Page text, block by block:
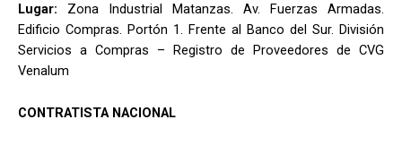
Lugar: Zona Industrial Matanzas. Av. Fuerzas Armadas.
Edificio Compras. Portón 1. Frente al Banco del Sur. División
Servicios a Compras – Registro de Proveedores de CVG
Venalum
CONTRATISTA NACIONAL